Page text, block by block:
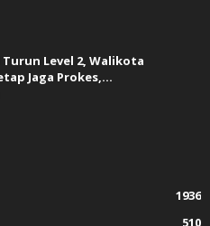
Level 2, Walikota
Jaga Prokes,...
1936
510